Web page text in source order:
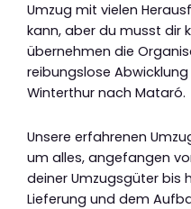
Umzug mit vielen
kann, aber du musst dir
übernehmen die
reibungslose
Winterthur nach Mataró.
Unsere erfahrenen
um alles, angefangen
deiner Umzugsgüter bis
Lieferung und dem